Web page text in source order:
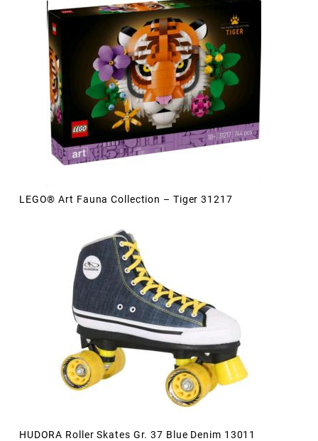
LEGO® Art Fauna Collection – Tiger 31217
HUDORA Roller Skates Gr. 37 Blue Denim 13011